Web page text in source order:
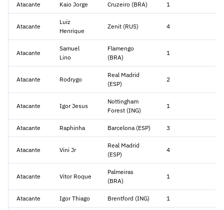
Atacante Kaio Jorge Cruzeiro (BRA) 1
Atacante
Luiz
Henrique
Zenit (RUS) 4
Atacante
Samuel
Lino
Flamengo
(BRA)
1
Atacante Rodrygo
Real Madrid
(ESP)
2
Atacante Igor Jesus
Nottingham
Forest (ING)
1
Atacante Raphinha Barcelona (ESP) 3
Atacante Vini Jr
Real Madrid
(ESP)
4
Atacante Vitor Roque
Palmeiras
(BRA)
1
Atacante Igor Thiago Brentford (ING) 1